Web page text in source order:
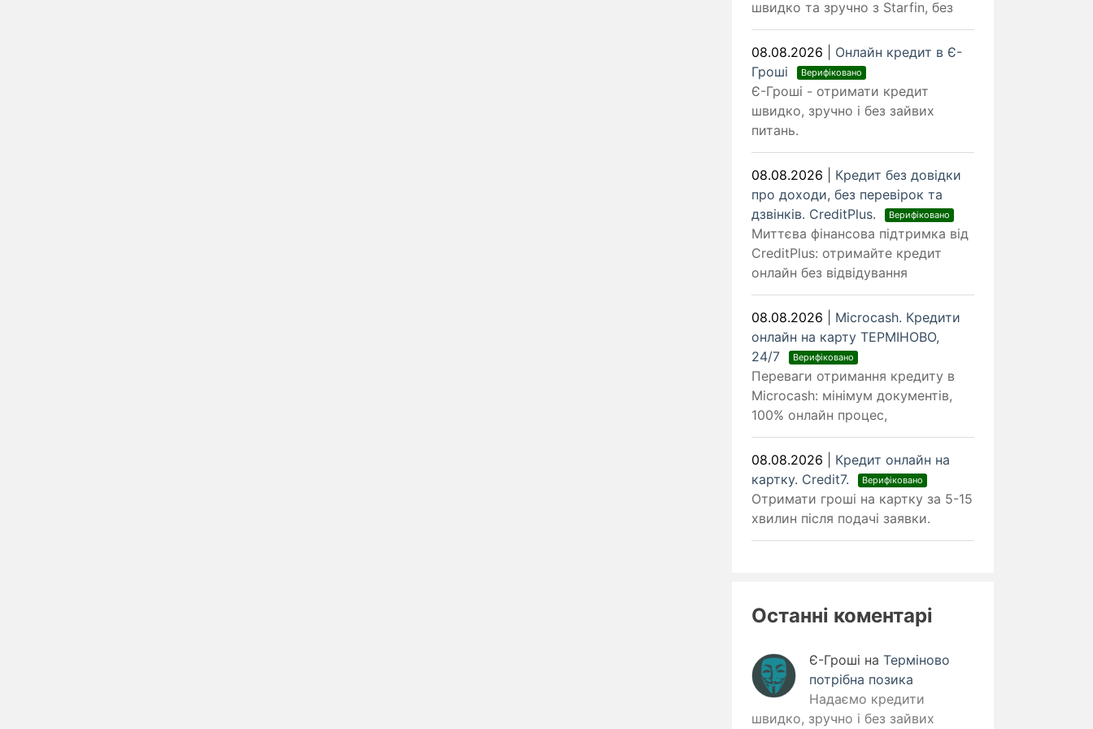
швидко та зручно з Starfin, без
08.08.2026
Онлайн кредит в Є-
Гроші
Верифіковано
Є-Гроші - отримати кредит
швидко, зручно і без зайвих
питань.
08.08.2026
Кредит без довідки
про доходи, без перевірок та
дзвінків. CreditPlus.
Верифіковано
Миттєва фінансова підтримка від
CreditPlus: отримайте кредит
онлайн без відвідування
08.08.2026
Microcash. Кредити
онлайн на карту ТЕРМІНОВО,
24/7
Верифіковано
Переваги отримання кредиту в
Microcash: мінімум документів,
100% онлайн процес,
08.08.2026
Кредит онлайн на
картку. Credit7.
Верифіковано
Отримати гроші на картку за 5-15
хвилин після подачі заявки.
Останні коментарі
Є-Гроші на Терміново
потрібна позика
Надаємо кредити
швидко, зручно і без зайвих